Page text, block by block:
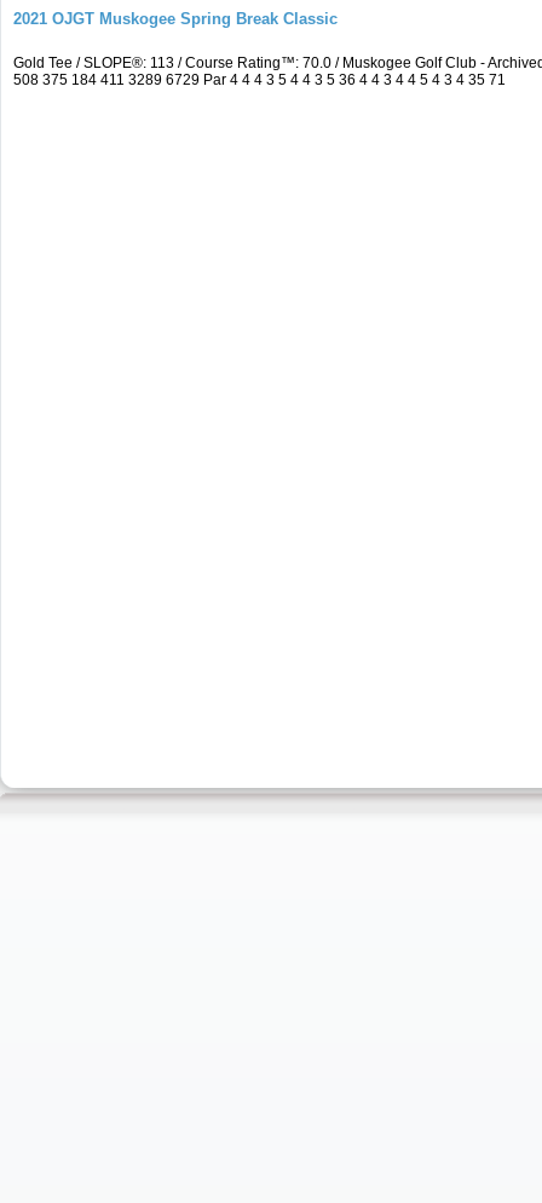
2021 OJGT Muskogee Spring Break Classic
Gold Tee / SLOPE®: 113 / Course Rating™: 70.0 / Muskogee Golf Club -
508 375 184 411 3289 6729 Par 4 4 4 3 5 4 4 3 5 36 4 4 3 4 4 5 4 3 4 35 71